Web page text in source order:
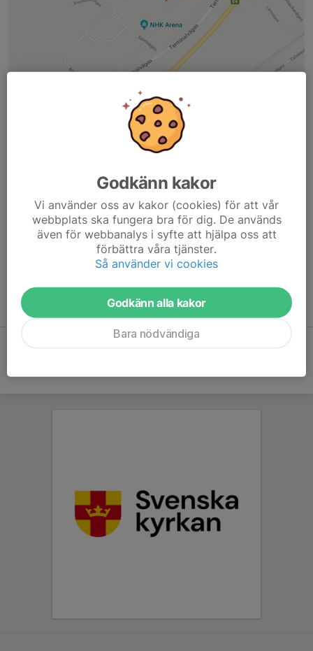
Box 162
861 24 Timrå
Telefon:060- 57 68 02
kansli@ifktimra.com
Sportvägen 6, 860 30 Sörberge
Öppettider:
Måndag till fredag 08.00 - 16.00
Godkänn kakor
Vi använder oss av kakor (cookies) för att vår
webbplats ska fungera bra för dig. De används
även för webbanalys i syfte att hjälpa oss att
förbättra våra tjänster.
Så använder vi cookies
Godkänn alla kakor
Bara nödvändiga